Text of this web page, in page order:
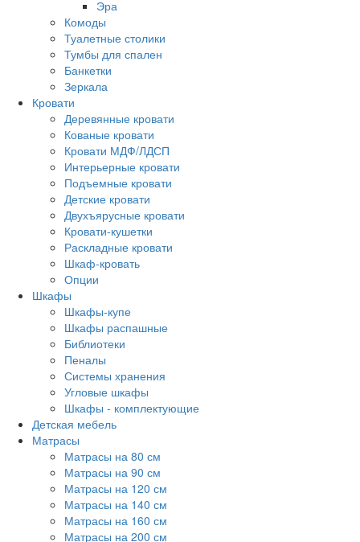
Эра
Комоды
Туалетные столики
Тумбы для спален
Банкетки
Зеркала
Кровати
Деревянные кровати
Кованые кровати
Кровати МДФ/ЛДСП
Интерьерные кровати
Подъемные кровати
Детские кровати
Двухъярусные кровати
Кровати-кушетки
Раскладные кровати
Шкаф-кровать
Опции
Шкафы
Шкафы-купе
Шкафы распашные
Библиотеки
Пеналы
Системы хранения
Угловые шкафы
Шкафы - комплектующие
Детская мебель
Матрасы
Матрасы на 80 см
Матрасы на 90 см
Матрасы на 120 см
Матрасы на 140 см
Матрасы на 160 см
Матрасы на 200 см